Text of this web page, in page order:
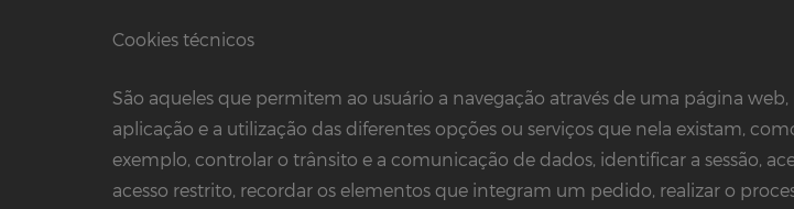
Cookies técnicos
São aqueles que permitem ao usuário a navegação através de uma página
aplicação e a utilização das diferentes opções ou serviços que nela existam,
exemplo, controlar o trânsito e a comunicação de dados, identificar a sessão,
acesso restrito, recordar os elementos que integram um pedido, realizar o